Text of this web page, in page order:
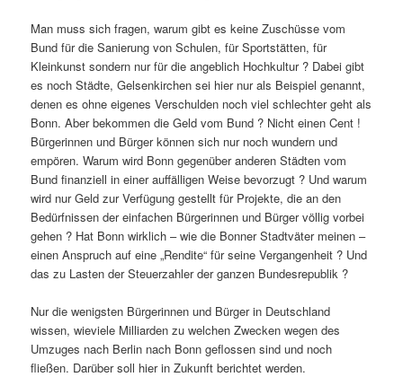
Man muss sich fragen, warum gibt es keine Zuschüsse vom
Bund für die Sanierung von Schulen, für Sportstätten, für
Kleinkunst sondern nur für die angeblich Hochkultur ? Dabei gibt
es noch Städte, Gelsenkirchen sei hier nur als Beispiel genannt,
denen es ohne eigenes Verschulden noch viel schlechter geht als
Bonn. Aber bekommen die Geld vom Bund ? Nicht einen Cent !
Bürgerinnen und Bürger können sich nur noch wundern und
empören. Warum wird Bonn gegenüber anderen Städten vom
Bund finanziell in einer auffälligen Weise bevorzugt ? Und warum
wird nur Geld zur Verfügung gestellt für Projekte, die an den
Bedürfnissen der einfachen Bürgerinnen und Bürger völlig vorbei
gehen ? Hat Bonn wirklich – wie die Bonner Stadtväter meinen –
einen Anspruch auf eine „Rendite“ für seine Vergangenheit ? Und
das zu Lasten der Steuerzahler der ganzen Bundesrepublik ?
Nur die wenigsten Bürgerinnen und Bürger in Deutschland
wissen, wieviele Milliarden zu welchen Zwecken wegen des
Umzuges nach Berlin nach Bonn geflossen sind und noch
fließen. Darüber soll hier in Zukunft berichtet werden.